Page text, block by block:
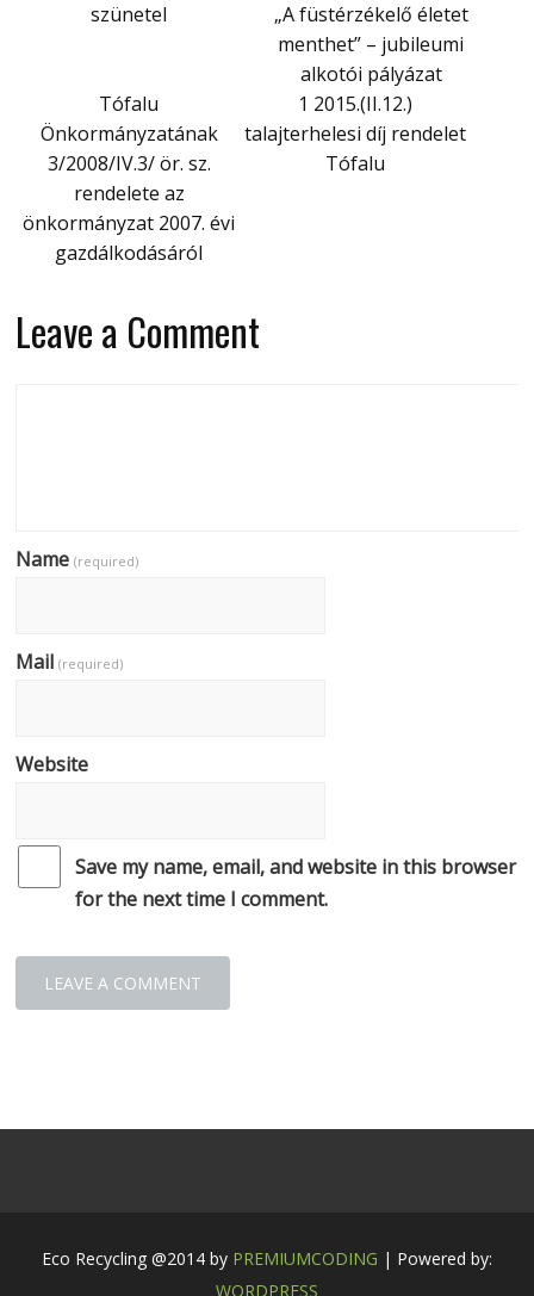
szünetel
„A füstérzékelő életet
menthet” – jubileumi
alkotói pályázat
Tófalu
Önkormányzatának
3/2008/IV.3/ ör. sz.
rendelete az
önkormányzat 2007. évi
gazdálkodásáról
1 2015.(II.12.)
talajterhelesi díj rendelet
Tófalu
Leave a Comment
Name(required)
Mail(required)
Website
Save my name, email, and website in this browser
for the next time I comment.
Eco Recycling @2014 by PREMIUMCODING | Powered by:
WORDPRESS